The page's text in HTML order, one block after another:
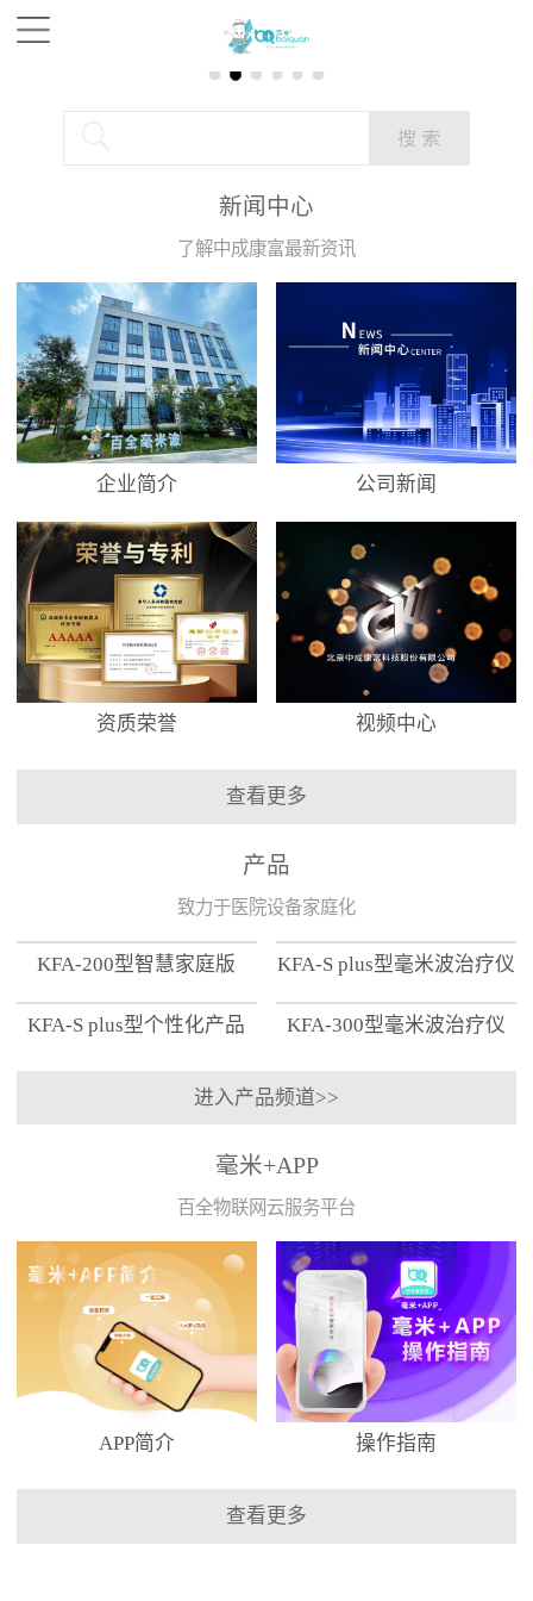
新闻中心
了解中成康富最新资讯
企业简介 公司新闻
资质荣誉 视频中心
查看更多
产品
致力于医院设备家庭化
KFA-200型智慧家庭版 KFA-S plus型毫米波治疗仪
KFA-S plus型个性化产品
KFA-300型毫米波治疗仪
进入产品频道>>
毫米+APP
百全物联网云服务平台
APP简介 操作指南
查看更多